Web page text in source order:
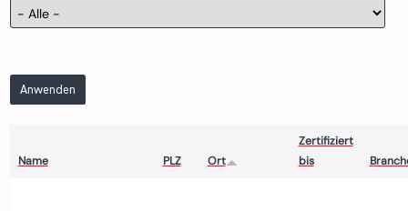
Anwenden
Name PLZ Ort
Zertifiziert
bis